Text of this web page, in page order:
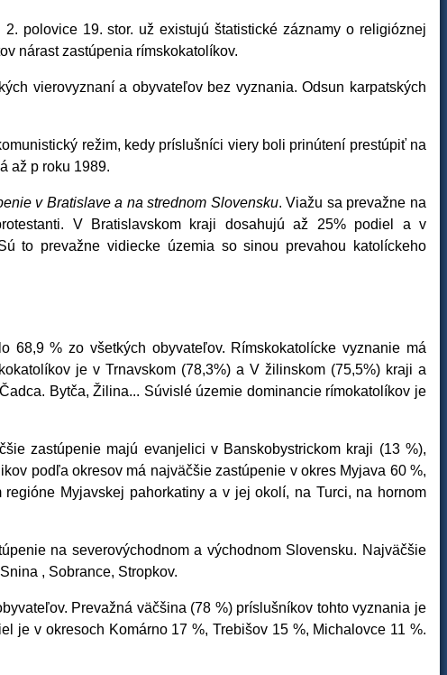
2. polovice 19. stor. už existujú štatistické záznamy o religióznej
nárast zastúpenia rímskokatolíkov.
vierovyznaní a obyvateľov bez vyznania. Odsun karpatských
režim, kedy príslušníci viery boli prinútení prestúpiť na
až p roku 1989.
v Bratislave a na strednom Slovensku. Viažu sa prevažne na
V Bratislavskom kraji dosahujú až 25% podiel a v
to prevažne vidiecke územia so sinou prevahou katolíckeho
% zo všetkých obyvateľov. Rímskokatolícke vyznanie má
je v Trnavskom (78,3%) a V žilinskom (75,5%) kraji a
Bytča, Žilina... Súvislé územie dominancie rímokatolíkov je
zastúpenie majú evanjelici v Banskobystrickom kraji (13 %),
podľa okresov má najväčšie zastúpenie v okres Myjava 60 %,
Myjavskej pahorkatiny a v jej okolí, na Turci, na hornom
na severovýchodnom a východnom Slovensku. Najväčšie
, Sobrance, Stropkov.
Prevažná väčšina (78 %) príslušníkov tohto vyznania je
je v okresoch Komárno 17 %, Trebišov 15 %, Michalovce 11 %.